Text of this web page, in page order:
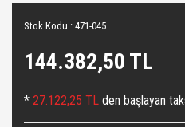
Stok Kodu : 471-045
144.382,50 TL
* 27.122,25 TL den başlayan